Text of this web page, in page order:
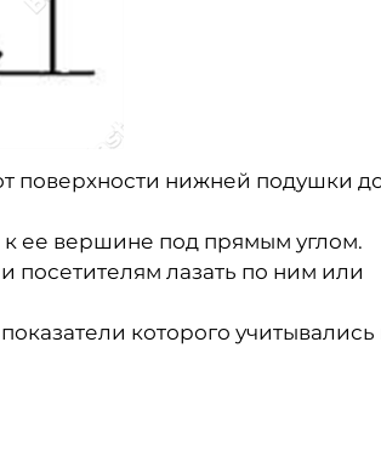
поверхности нижней подушки
ее вершине под прямым углом.
лазать по ним или
которого учитывались